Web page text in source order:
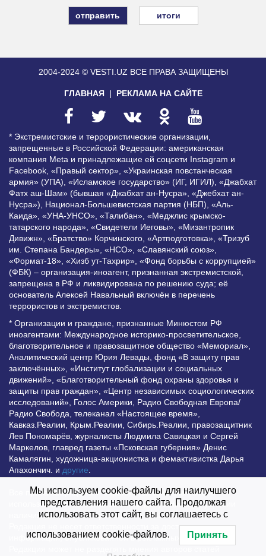
итоги
2004-2024 © VESTI.UZ ВСЕ ПРАВА ЗАЩИЩЕНЫ
ГЛАВНАЯ РЕКЛАМА НА САЙТЕ
* Экстремистские и террористические организации,
запрещенные в Российской Федерации: американская
компания Meta и принадлежащие ей соцсети Instagram и
Facebook, «Правый сектор», «Украинская повстанческая
армия» (УПА), «Исламское государство» (ИГ, ИГИЛ), «Джабхат
Фатх аш-Шам» (бывшая «Джабхат ан-Нусра», «Джебхат ан-
Нусра»), Национал-Большевистская партия (НБП), «Аль-
Каида», «УНА-УНСО», «Талибан», «Меджлис крымско-
татарского народа», «Свидетели Иеговы», «Мизантропик
Дивижн», «Братство» Корчинского, «Артподготовка», «Тризуб
им. Степана Бандеры», «НСО», «Славянский союз»,
«Формат-18», «Хизб ут-Тахрир», «Фонд борьбы с коррупцией»
(ФБК) – организация-иноагент, признанная экстремистской,
запрещена в РФ и ликвидирована по решению суда; её
основатель Алексей Навальный включён в перечень
террористов и экстремистов.
* Организации и граждане, признанные Минюстом РФ
иноагентами: Международное историко-просветительское,
благотворительное и правозащитное общество «Мемориал»,
Аналитический центр Юрия Левады, фонд «В защиту прав
заключённых», «Институт глобализации и социальных
движений», «Благотворительный фонд охраны здоровья и
защиты прав граждан», «Центр независимых социологических
исследований», Голос Америки, Радио Свободная Европа/
Радио Свобода, телеканал «Настоящее время»,
Кавказ.Реалии, Крым.Реалии, Сибирь.Реалии, правозащитник
Лев Пономарёв, журналисты Людмила Савицкая и Сергей
Маркелов, главред газеты «Псковская губерния» Денис
Камалягин, художница-акционистка и фемактивистка Дарья
Апахончич. и другие
Все права защищены и охраняются законом. Любое
использование материалов сайта допустимо при условии
наличия активной гиперссылки на Vesti.UZ.
Редакция не несет ответственности за достоверность
информации, опубликованной в рекламных объявлениях.
Редакция может не разделять мнения авторов статей
Мы используем cookie-файлы для наилучшего
представления нашего сайта. Продолжая
использовать этот сайт, вы соглашаетесь с
использованием cookie-файлов. Принять